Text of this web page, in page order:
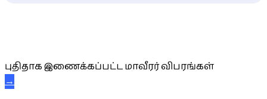
புதிதாக இணைக்கப்பட்ட மாவீரர் விபரங்கள்
→